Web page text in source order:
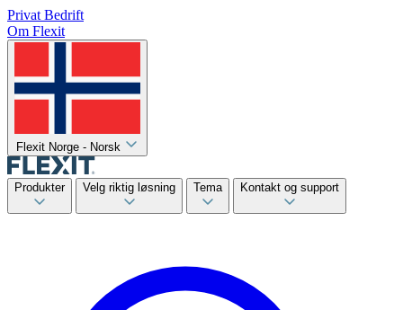
Privat Bedrift
Om Flexit
Flexit Norge - Norsk
Produkter Velg riktig løsning Tema Kontakt og support